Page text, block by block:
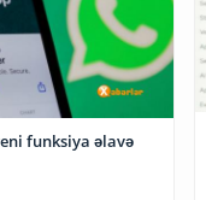
funksiya əlavə